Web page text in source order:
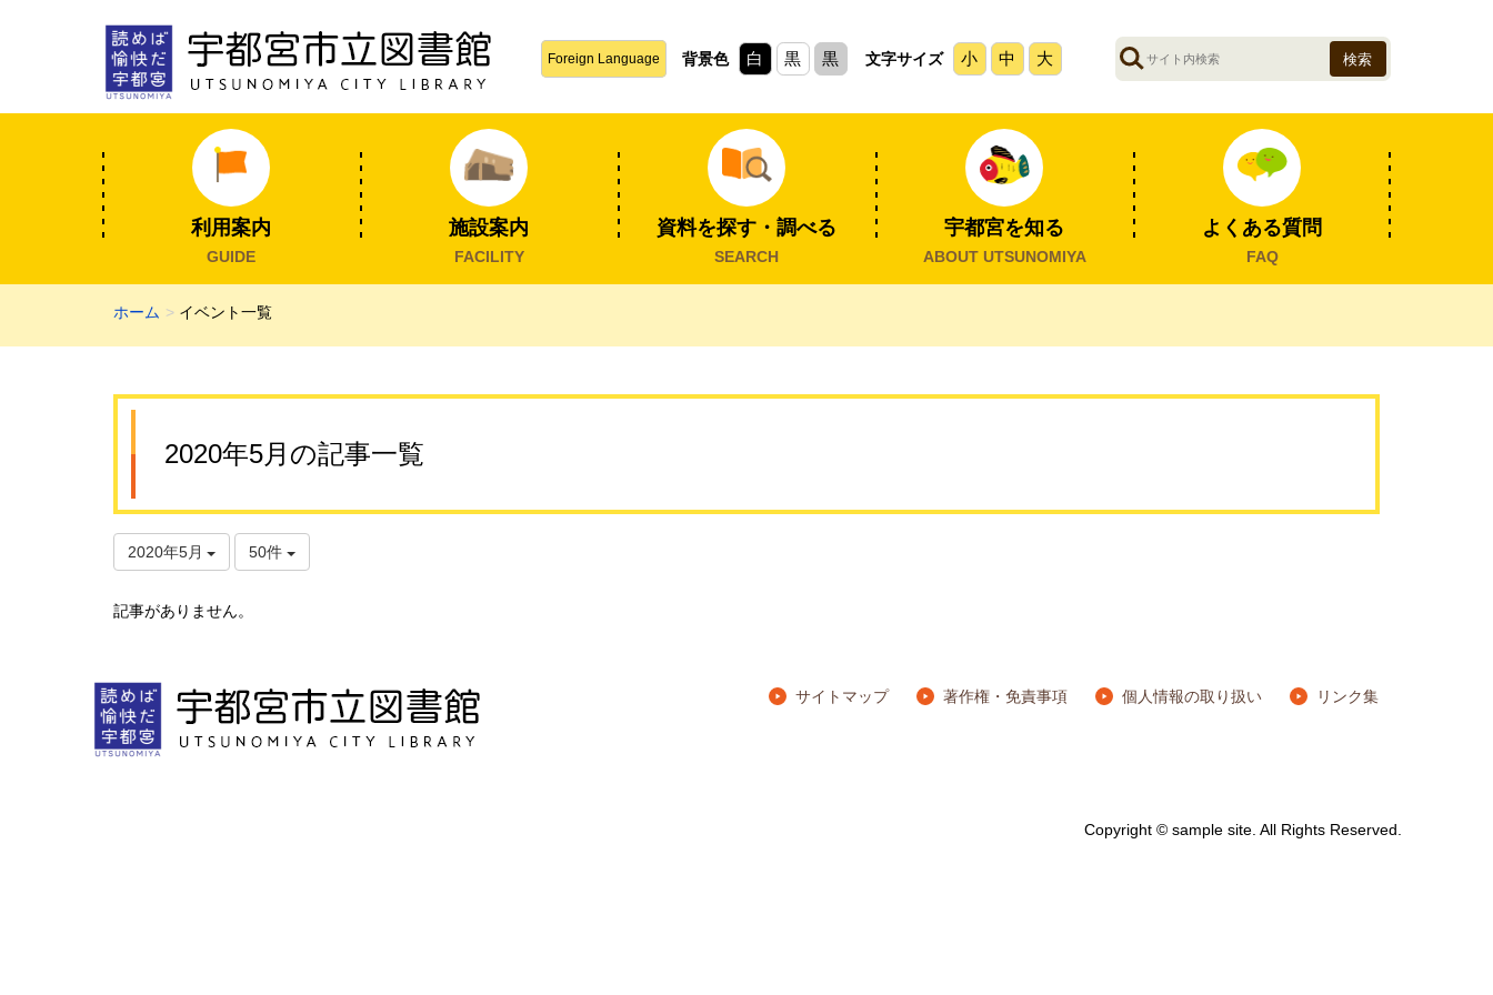
Foreign Language 背景色 白 黒 黒 文字サイズ 小 中 大
サ
イ
ト
利用案内
GUIDE
施設案内
FACILITY
資料を探す・調べる
SEARCH
宇都宮を知る
ABOUT UTSUNOMIYA
よくある質問
FAQ
ホーム イベント一覧
2020年5月の記事一覧
2020年5月 50件
記事がありません。
サイトマップ 著作権・免責事項 個人情報の取り扱い リンク集
Copyright © sample site. All Rights Reserved.